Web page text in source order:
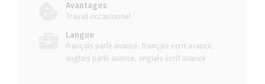
Avantages
Travail occasionnel
Langue
français parlé avancé, français écrit avancé,
anglais parlé avancé, anglais écrit avancé